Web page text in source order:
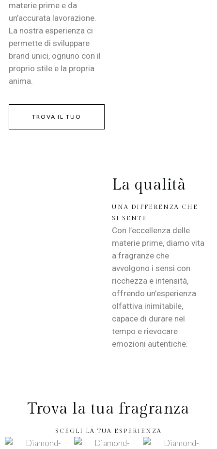
materie prime e da
un’accurata lavorazione.
La nostra esperienza ci
permette di sviluppare
brand unici, ognuno con il
proprio stile e la propria
anima.
TROVA IL TUO
La qualità
UNA DIFFERENZA CHE
SI SENTE
Con l’eccellenza delle
materie prime, diamo vita
a fragranze che
avvolgono i sensi con
ricchezza e intensità,
offrendo un’esperienza
olfattiva inimitabile,
capace di durare nel
tempo e rievocare
emozioni autentiche.
Trova la tua fragranza
SCEGLI LA TUA ESPERIENZA